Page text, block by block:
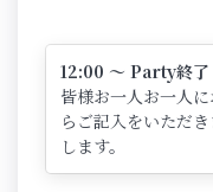
12:00 ～ Party終了
皆様お一人お一人
らご記入をいただ
します。